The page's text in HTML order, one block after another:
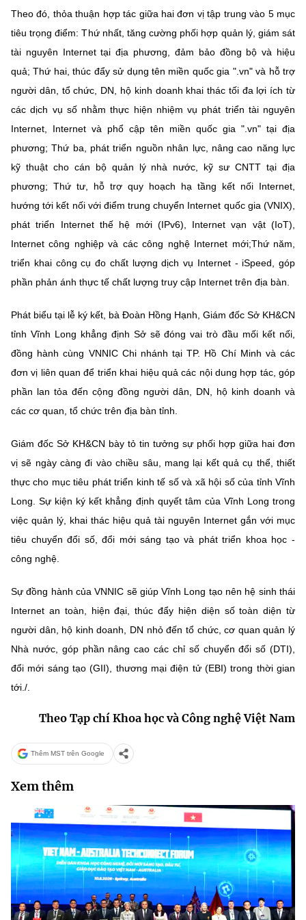
Theo đó, thỏa thuận hợp tác giữa hai đơn vị tập trung vào 5 mục
tiêu trọng điểm: Thứ nhất, tăng cường phối hợp quản lý, giám sát
tài nguyên Internet tại địa phương, đảm bảo đồng bộ và hiệu
quả; Thứ hai, thúc đẩy sử dụng tên miền quốc gia ".vn" và hỗ trợ
người dân, tổ chức, DN, hộ kinh doanh khai thác tối đa lợi ích từ
các dịch vụ số nhằm thực hiện nhiệm vụ phát triển tài nguyên
Internet, Internet và phổ cập tên miền quốc gia ".vn" tại địa
phương; Thứ ba, phát triển nguồn nhân lực, nâng cao năng lực
kỹ thuật cho cán bộ quản lý nhà nước, kỹ sư CNTT tại địa
phương; Thứ tư, hỗ trợ quy hoạch hạ tầng kết nối Internet,
hướng tới kết nối với điểm trung chuyển Internet quốc gia (VNIX),
phát triển Internet thế hệ mới (IPv6), Internet vạn vật (IoT),
Internet công nghiệp và các công nghệ Internet mới;Thứ năm,
triển khai công cụ đo chất lượng dịch vụ Internet - iSpeed, góp
phần phản ánh thực tế chất lượng truy cập Internet trên địa bàn.
Phát biểu tại lễ ký kết, bà Đoàn Hồng Hạnh, Giám đốc Sở KH&CN
tỉnh Vĩnh Long khẳng định Sở sẽ đóng vai trò đầu mối kết nối,
đồng hành cùng VNNIC Chi nhánh tại TP. Hồ Chí Minh và các
đơn vị liên quan để triển khai hiệu quả các nội dung hợp tác, góp
phần lan tỏa đến cộng đồng người dân, DN, hộ kinh doanh và
các cơ quan, tổ chức trên địa bàn tỉnh.
Giám đốc Sở KH&CN bày tỏ tin tưởng sự phối hợp giữa hai đơn
vị sẽ ngày càng đi vào chiều sâu, mang lại kết quả cụ thể, thiết
thực cho mục tiêu phát triển kinh tế số và xã hội số của tỉnh Vĩnh
Long. Sự kiện ký kết khẳng định quyết tâm của Vĩnh Long trong
việc quản lý, khai thác hiệu quả tài nguyên Internet gắn với mục
tiêu chuyển đổi số, đổi mới sáng tạo và phát triển khoa học -
công nghệ.
Sự đồng hành của VNNIC sẽ giúp Vĩnh Long tạo nên hệ sinh thái
Internet an toàn, hiện đại, thúc đẩy hiện diện số toàn diện từ
người dân, hộ kinh doanh, DN nhỏ đến tổ chức, cơ quan quản lý
Nhà nước, góp phần nâng cao các chỉ số chuyển đổi số (DTI),
đổi mới sáng tạo (GII), thương mại điện tử (EBI) trong thời gian
tới./.
Theo Tạp chí Khoa học và Công nghệ Việt Nam
Thêm MST trên Google
Xem thêm